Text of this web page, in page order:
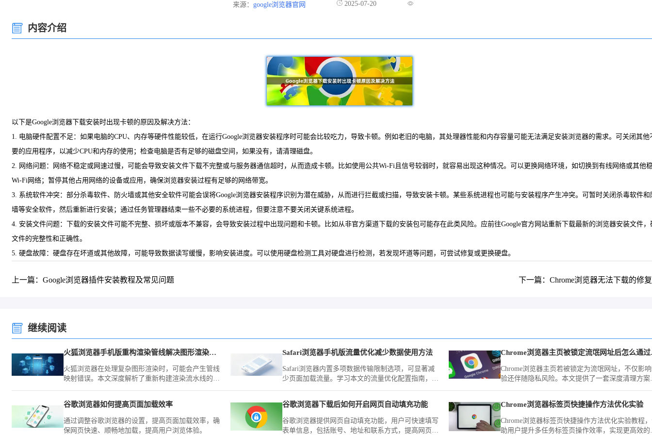
来源： google浏览器官网 2025-07-20
内容介绍
以下是Google浏览器下载安装时出现卡顿的原因及解决方法：
1. 电脑硬件配置不足：如果电脑的CPU、内存等硬件性能较低，在运行Google浏览器安装程序时可能会比较吃力，导致卡顿。例如老旧的电脑，其处理器性能和内存容量可能无法满足安装浏览器的需求。可关闭其他
要的应用程序，以减少CPU和内存的使用；检查电脑是否有足够的磁盘空间，如果没有，请清理磁盘。
2. 网络问题：网络不稳定或网速过慢，可能会导致安装文件下载不完整或与服务器通信超时，从而造成卡顿。比如使用公共Wi-Fi且信号较弱时，就容易出现这种情况。可以更换网络环境，如切换到有线网络或其他
Wi-Fi网络；暂停其他占用网络的设备或应用，确保浏览器安装过程有足够的网络带宽。
3. 系统软件冲突：部分杀毒软件、防火墙或其他安全软件可能会误将Google浏览器安装程序识别为潜在威胁，从而进行拦截或扫描，导致安装卡顿。某些系统进程也可能与安装程序产生冲突。可暂时关闭杀毒软件和
墙等安全软件，然后重新进行安装；通过任务管理器结束一些不必要的系统进程，但要注意不要关闭关键系统进程。
4. 安装文件问题：下载的安装文件可能不完整、损坏或版本不兼容，会导致安装过程中出现问题和卡顿。比如从非官方渠道下载的安装包可能存在此类风险。应前往Google官方网站重新下载最新的浏览器安装文件，
文件的完整性和正确性。
5. 硬盘故障：硬盘存在坏道或其他故障，可能导致数据读写缓慢，影响安装进度。可以使用硬盘检测工具对硬盘进行检测，若发现坏道等问题，可尝试修复或更换硬盘。
上一篇：Google浏览器插件安装教程及常见问题 下一篇：Chrome浏览器无法下载的修
继续阅读
火狐浏览器手机版重构渲染管线解决图形渲染崩溃问题
火狐浏览器在处理复杂图形渲染时，可能会产生管线
映射错误。本文深度解析了重新构建渲染流水线的方
Safari浏览器手机版流量优化减少数据使用方法
Safari浏览器内置多项数据传输限制选项，可显著减
少页面加载流量。学习本文的流量优化配置指南，精
Chrome浏览器主页若被锁定为流氓网址，不仅影
验还伴随隐私风险。本文提供了一套深度清理方案
谷歌浏览器如何提高页面加载效率
通过调整谷歌浏览器的设置，提高页面加载效率，确
保网页快速、顺畅地加载，提高用户浏览体验。
谷歌浏览器下载后如何开启网页自动填充功能
谷歌浏览器提供网页自动填充功能，用户可快速填写
表单信息，包括账号、地址和联系方式，提高网页操
Chrome浏览器标签页快捷操作方法优化实验
Chrome浏览器标签页快捷操作方法优化实验教程
助用户提升多任务标签页操作效率，实现更高效的